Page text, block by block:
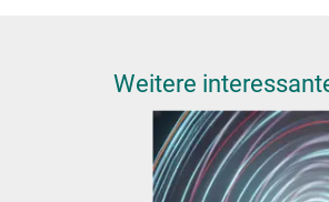
Weitere